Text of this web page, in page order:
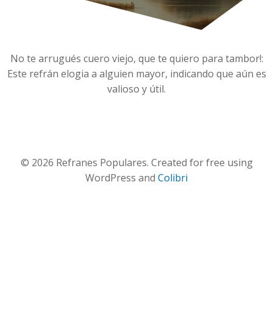
No te arrugués cuero viejo, que te quiero para tambor!:
Este refrán elogia a alguien mayor, indicando que aún es
valioso y útil.
© 2026 Refranes Populares. Created for free using
WordPress and Colibri